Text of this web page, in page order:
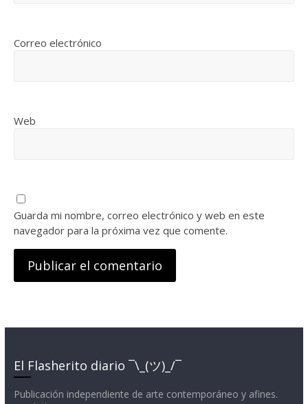
Correo electrónico
Web
Guarda mi nombre, correo electrónico y web en este
navegador para la próxima vez que comente.
El Flasherito diario ¯\_(ツ)_/¯
Publicación independiente de arte contemporáneo y afines.